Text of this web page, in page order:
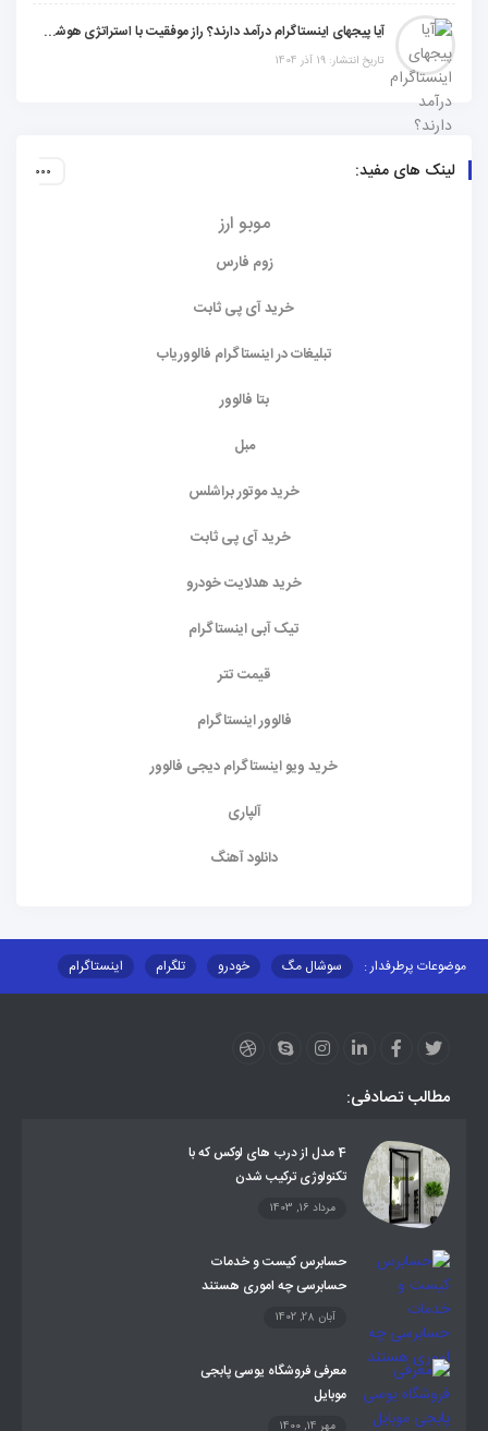
آیا پیجهای اینستاگرام درآمد دارند؟ راز موفقیت با استراتژی هوشمندانه
تاریخ انتشار: 19 آذر 1404
لینک های مفید:
موبو ارز
زوم فارس
خرید آی پی ثابت
تبلیغات در اینستاگرام فالووریاب
بتا فالوور
مبل
خرید موتور براشلس
خرید آی پی ثابت
خرید هدلایت خودرو
تیک آبی اینستاگرام
قیمت تتر
فالوور اینستاگرام
خرید ویو اینستاگرام دیجی فالوور
آلپاری
دانلود آهنگ
موضوعات پرطرفدار : سوشال مگ خودرو تلگرام
اینستاگرام
مطالب تصادفی:
4 مدل از درب های لوکس که با
تکنولوژی ترکیب شدن
مرداد 16, 1403
حسابرس کیست و خدمات
حسابرسی چه اموری هستند
آبان 28, 1402
معرفی فروشگاه یوسی پابجی
موبایل
مهر 14, 1400